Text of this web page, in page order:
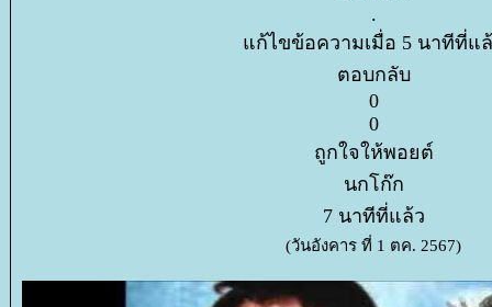
.
ก้ไขข้อความเมื่อ 5 นาทีที่แ
ตอบกลับ
0
0
ถูกใจให้พอยต์
นกโก๊ก
7 นาทีที่แล้ว
(วันอังคาร ที่ 1 ตค. 2567)